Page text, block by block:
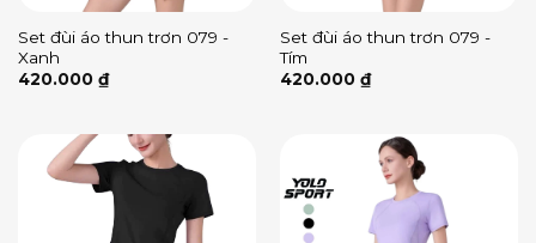
Set đùi áo thun trơn 079 -
Xanh
420.000 ₫
Set đùi áo thun trơn 079 -
Tím
420.000 ₫